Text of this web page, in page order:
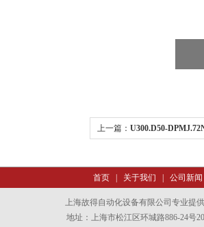
上一篇： U300.D50-
首页| 关于我们 公司新闻
上海故得自动化设备有限公司专业提供
地址：上海市松江区环城路886-24号